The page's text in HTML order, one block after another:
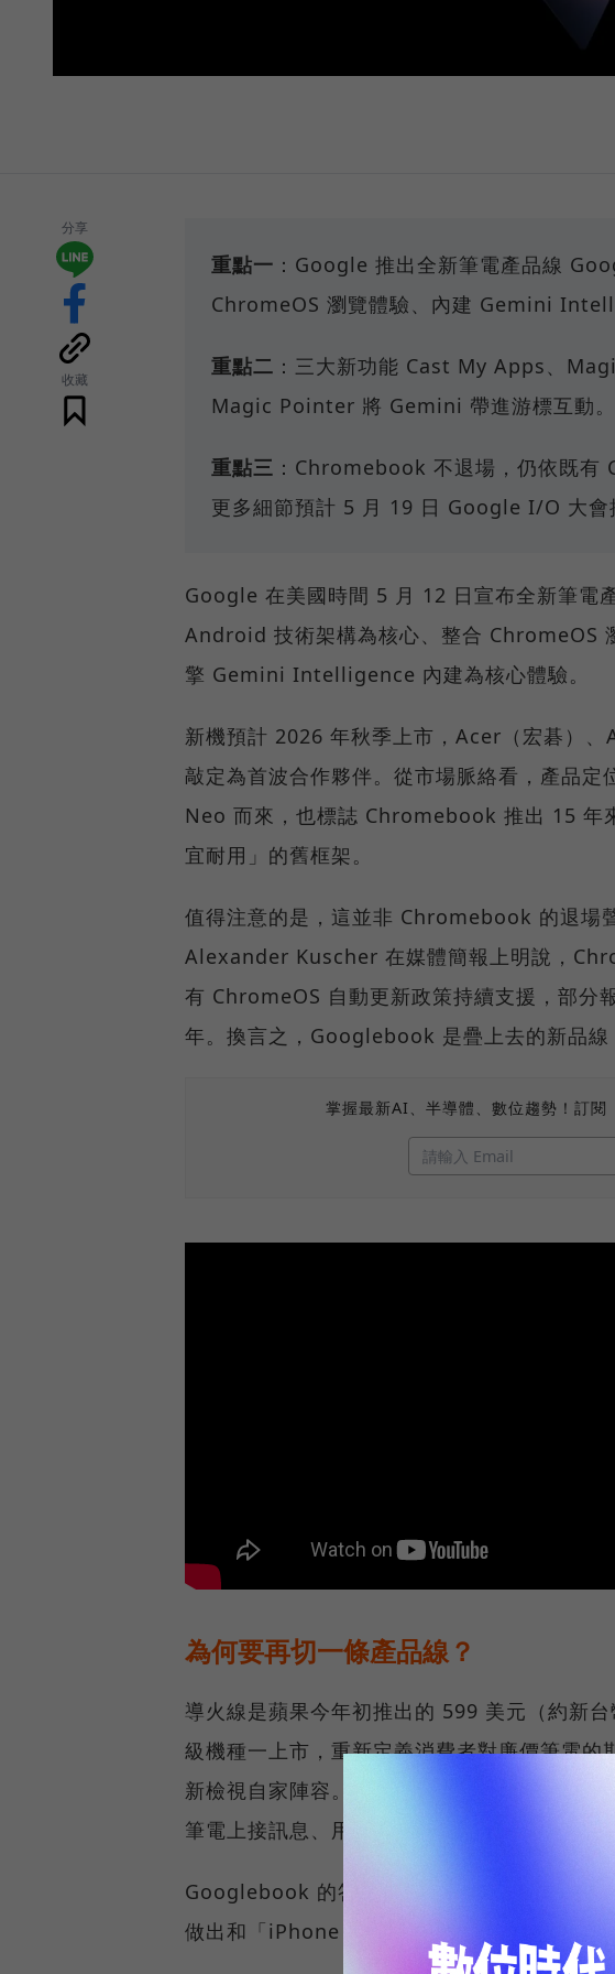
分享
收藏
重點一 ：Google 推出全新筆電產品線
ChromeOS 瀏覽體驗、內建 Gemini
重點二 ：三大新功能 Cast My Apps、
Magic Pointer 將 Gemini 帶進游標互動。
重點三 ：Chromebook 不退場，仍依既有
更多細節預計 5 月 19 日 Google I/O 大會
Google 在美國時間 5 月 12 日宣布全新筆電
Android 技術架構為核心、整合 ChromeOS
擎 Gemini Intelligence 內建為核心體驗。
新機預計 2026 年秋季上市，Acer（宏碁）
敲定為首波合作夥伴。從市場脈絡看，產品
Neo 而來，也標誌 Chromebook 推出 15 年
宜耐用」的舊框架。
值得注意的是，這並非 Chromebook 的退場
Alexander Kuscher 在媒體簡報上明說，
有 ChromeOS 自動更新政策持續支援，部分
年。換言之，Googlebook 是疊上去的新品線
掌握最新AI、半導體、數位趨勢！訂閱
為何要再切一條產品線？
導火線是蘋果今年初推出的 599 美元（約新
級機種一上市，重新定義消費者對廉價筆電
新檢視自家陣容。MacBook Neo 最大的賣點
筆電上接訊息、用 FaceTime、鏡像手機畫面
Googlebook 的答案幾乎是平行對應：以「
做出和「iPhone + MacBook」一樣順手的跨